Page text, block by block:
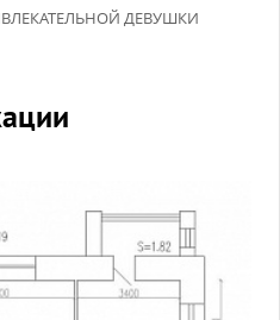
ДЕВУШКИ